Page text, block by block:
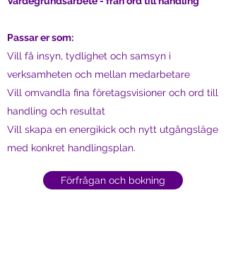
Passar er som:
Vill få insyn, tydlighet och samsyn i
verksamheten och mellan medarbetare
Vill omvandla fina företagsvisioner och ord till
handling och resultat
Vill skapa en energikick och nytt utgångsläge
med konkret handlingsplan.
Förfrågan och bokning